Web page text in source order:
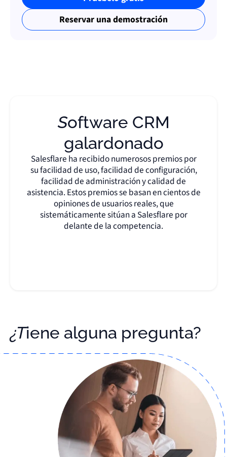
Reservar una demostración
Software CRM
galardonado
Salesflare ha recibido numerosos premios por
su facilidad de uso, facilidad de configuración,
facilidad de administración y calidad de
asistencia. Estos premios se basan en cientos de
opiniones de usuarios reales, que
sistemáticamente sitúan a Salesflare por
delante de la competencia.
¿Tiene alguna pregunta?